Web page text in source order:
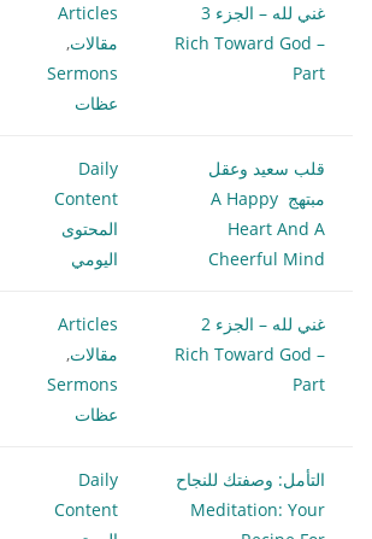
غني لله – الجزء 3
Rich Toward God –
Part
Articles
مقالات,
Sermons
عظات
قلب سعيد وعقل
مبتهج A Happy
Heart And A
Cheerful Mind
Daily
Content
المحتوى
اليومي
غني لله – الجزء 2
Rich Toward God –
Part
Articles
مقالات,
Sermons
عظات
التأمل: وصفتك للنجاح
Meditation: Your
Daily
Content